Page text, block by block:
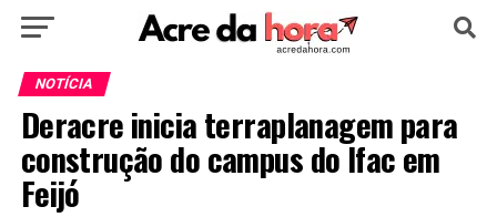
HOME
EDUCAÇÃO NOTÍCIA MUNDO
NOTÍCIA
Deracre inicia terraplanagem para
construção do campus do Ifac em
Feijó